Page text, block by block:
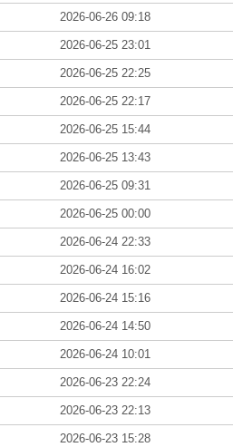
2026-06-26 09:18
2026-06-25 23:01
2026-06-25 22:25
2026-06-25 22:17
2026-06-25 15:44
2026-06-25 13:43
2026-06-25 09:31
2026-06-25 00:00
2026-06-24 22:33
2026-06-24 16:02
2026-06-24 15:16
2026-06-24 14:50
2026-06-24 10:01
2026-06-23 22:24
2026-06-23 22:13
2026-06-23 15:28